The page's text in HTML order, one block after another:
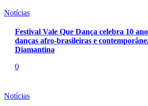
Notícias
Festival Vale Que Dança celebra 10
danças afro-brasileiras e
Diamantina
0
Notícias